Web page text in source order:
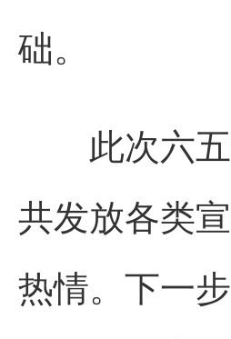
础。
此次六五
共发放各类
热情。下一